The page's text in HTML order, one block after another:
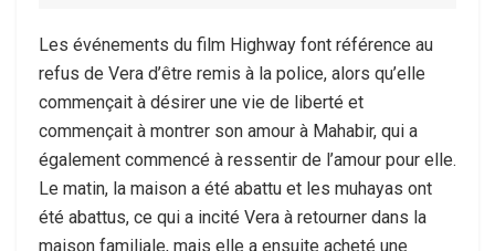
Les événements du film Highway font référence au
refus de Vera d’être remis à la police, alors qu’elle
commençait à désirer une vie de liberté et
commençait à montrer son amour à Mahabir, qui a
également commencé à ressentir de l’amour pour elle.
Le matin, la maison a été abattu et les muhayas ont
été abattus, ce qui a incité Vera à retourner dans la
maison familiale, mais elle a ensuite acheté une